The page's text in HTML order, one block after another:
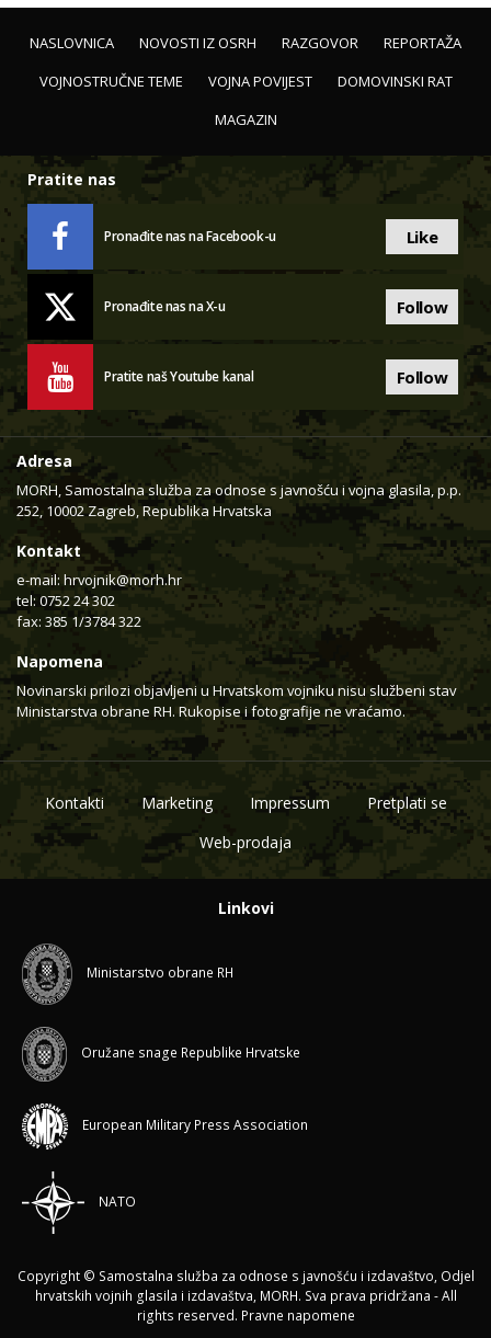
NASLOVNICA NOVOSTI IZ OSRH RAZGOVOR
REPORTAŽA
VOJNOSTRUČNE TEME
VOJNA POVIJEST
DOMOVINSKI RAT
MAGAZIN
Pratite nas
Pronađite nas na Facebook-u Like
Pronađite nas na X-u Follow
Pratite naš Youtube kanal Follow
Adresa
MORH, Samostalna služba za odnose s javnošću i vojna glasila, p.p.
252, 10002 Zagreb, Republika Hrvatska
Kontakt
e-mail: hrvojnik@morh.hr
tel: 0752 24 302
fax: 385 1/3784 322
Napomena
Novinarski prilozi objavljeni u Hrvatskom vojniku nisu službeni stav
Ministarstva obrane RH. Rukopise i fotografije ne vraćamo.
Kontakti Marketing Impressum
Pretplati se
Web-prodaja
Linkovi
Ministarstvo obrane RH
Oružane snage Republike Hrvatske
European Military Press Association
NATO
Copyright © Samostalna služba za odnose s javnošću i izdavaštvo, Odjel
hrvatskih vojnih glasila i izdavaštva, MORH. Sva prava pridržana - All
rights reserved. Pravne napomene